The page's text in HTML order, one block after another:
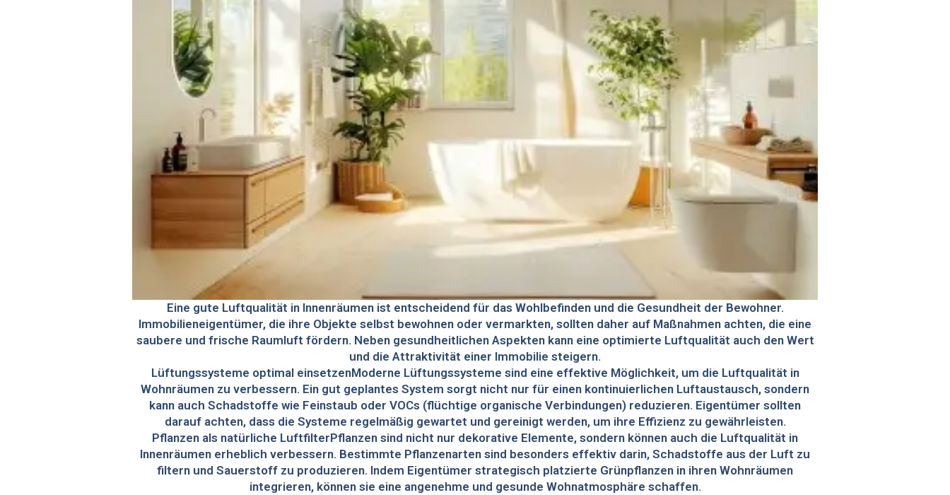
Eine gute Luftqualität in Innenräumen ist entscheidend für das Wohlbefinden und die Gesundheit der Bewohner.
Immobilieneigentümer, die ihre Objekte selbst bewohnen oder vermarkten, sollten daher auf Maßnahmen achten, die eine
saubere und frische Raumluft fördern. Neben gesundheitlichen Aspekten kann eine optimierte Luftqualität auch den Wert
und die Attraktivität einer Immobilie steigern.
Lüftungssysteme optimal einsetzenModerne Lüftungssysteme sind eine effektive Möglichkeit, um die Luftqualität in
Wohnräumen zu verbessern. Ein gut geplantes System sorgt nicht nur für einen kontinuierlichen Luftaustausch, sondern
kann auch Schadstoffe wie Feinstaub oder VOCs (flüchtige organische Verbindungen) reduzieren. Eigentümer sollten
darauf achten, dass die Systeme regelmäßig gewartet und gereinigt werden, um ihre Effizienz zu gewährleisten.
Pflanzen als natürliche LuftfilterPflanzen sind nicht nur dekorative Elemente, sondern können auch die Luftqualität in
Innenräumen erheblich verbessern. Bestimmte Pflanzenarten sind besonders effektiv darin, Schadstoffe aus der Luft zu
filtern und Sauerstoff zu produzieren. Indem Eigentümer strategisch platzierte Grünpflanzen in ihren Wohnräumen
integrieren, können sie eine angenehme und gesunde Wohnatmosphäre schaffen.